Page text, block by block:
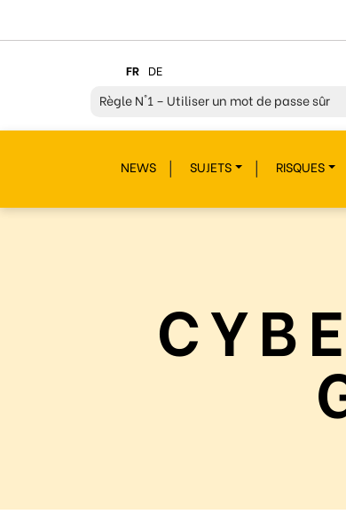
FR DE
RègleN°1 – Utiliser un mot de passe sûr
RègleN°2 – Réfléchir avant de cliquer !
RègleN°3 – Réfléchir à ce que l’on publie
RègleN°4 – Respecter les autres
N°7 – Réagir et signaler
N°8 – Protéger sa vie privée
N°9 – Savoir s’accorder une pause
N°10 – Des questions ? Parles-en
NEWS SUJETS RISQUES